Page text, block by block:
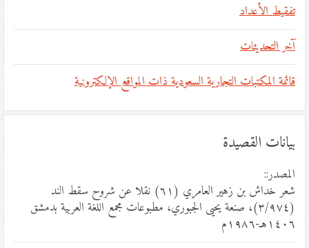
تفقيط الأعداد
آخر التحديثات
قائمة المكتبات التجارية السعودية ذات المواقع الإلكترونية
بيانات القصيدة
المصدر::
شعر خداش بن زهير العامري (٦١) نقلا عن شروح سقط الند
(٣/٩٧٤)، صنعة يحيى الجبوري، مطبوعات مجمع اللغة العربية بدمشق
١٤٠٦هـ-١٩٨٦م